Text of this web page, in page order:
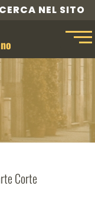
CERCA NEL SITO
Corte